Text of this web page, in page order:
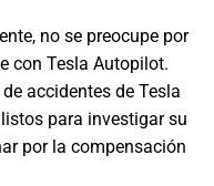
no se preocupe por
con Tesla Autopilot.
accidentes de Tesla
para investigar su
por la compensación